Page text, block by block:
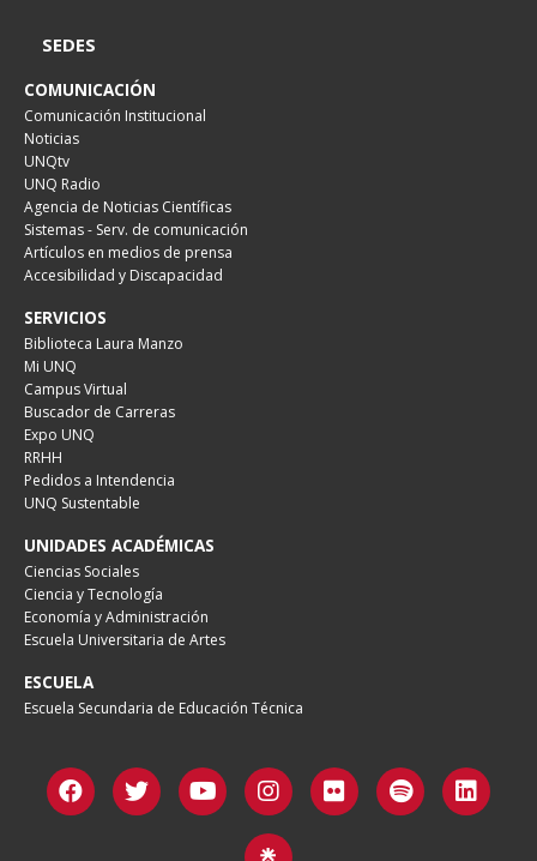
SEDES
COMUNICACIÓN
Comunicación Institucional
Noticias
UNQtv
UNQ Radio
Agencia de Noticias Científicas
Sistemas - Serv. de comunicación
Artículos en medios de prensa
Accesibilidad y Discapacidad
SERVICIOS
Biblioteca Laura Manzo
Mi UNQ
Campus Virtual
Buscador de Carreras
Expo UNQ
RRHH
Pedidos a Intendencia
UNQ Sustentable
UNIDADES ACADÉMICAS
Ciencias Sociales
Ciencia y Tecnología
Economía y Administración
Escuela Universitaria de Artes
ESCUELA
Escuela Secundaria de Educación Técnica